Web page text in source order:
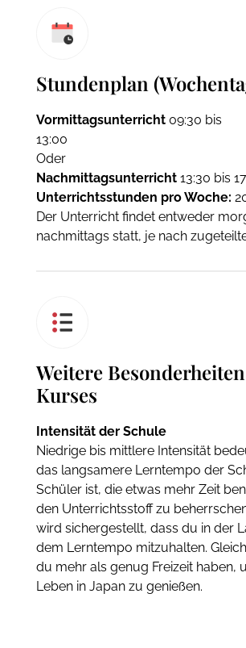
Stundenplan
Vormittagsunterricht09:30 bis
13:00
Oder
Nachmittagsunterricht13:30 bis
Unterrichtsstunden pro Woche:
Der Unterricht findet entweder
nachmittags statt, je nach
Weitere
Kurses
Intensität der Schule
Niedrige bis mittlere Intensität
das langsamere Lerntempo der
Schüler ist, die etwas mehr Zeit
den Unterrichtsstoff zu
wird sichergestellt, dass du in der
dem Lerntempo mitzuhalten.
du mehr als genug Freizeit haben,
Leben in Japan zu genießen.